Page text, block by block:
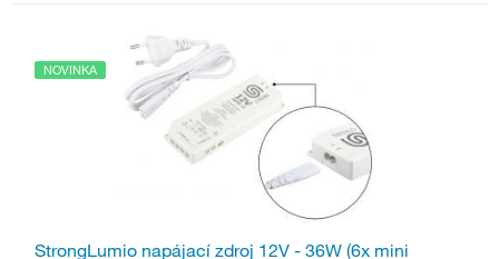
NOVINKA
StrongLumio napájací zdroj 12V - 36W (6x mini